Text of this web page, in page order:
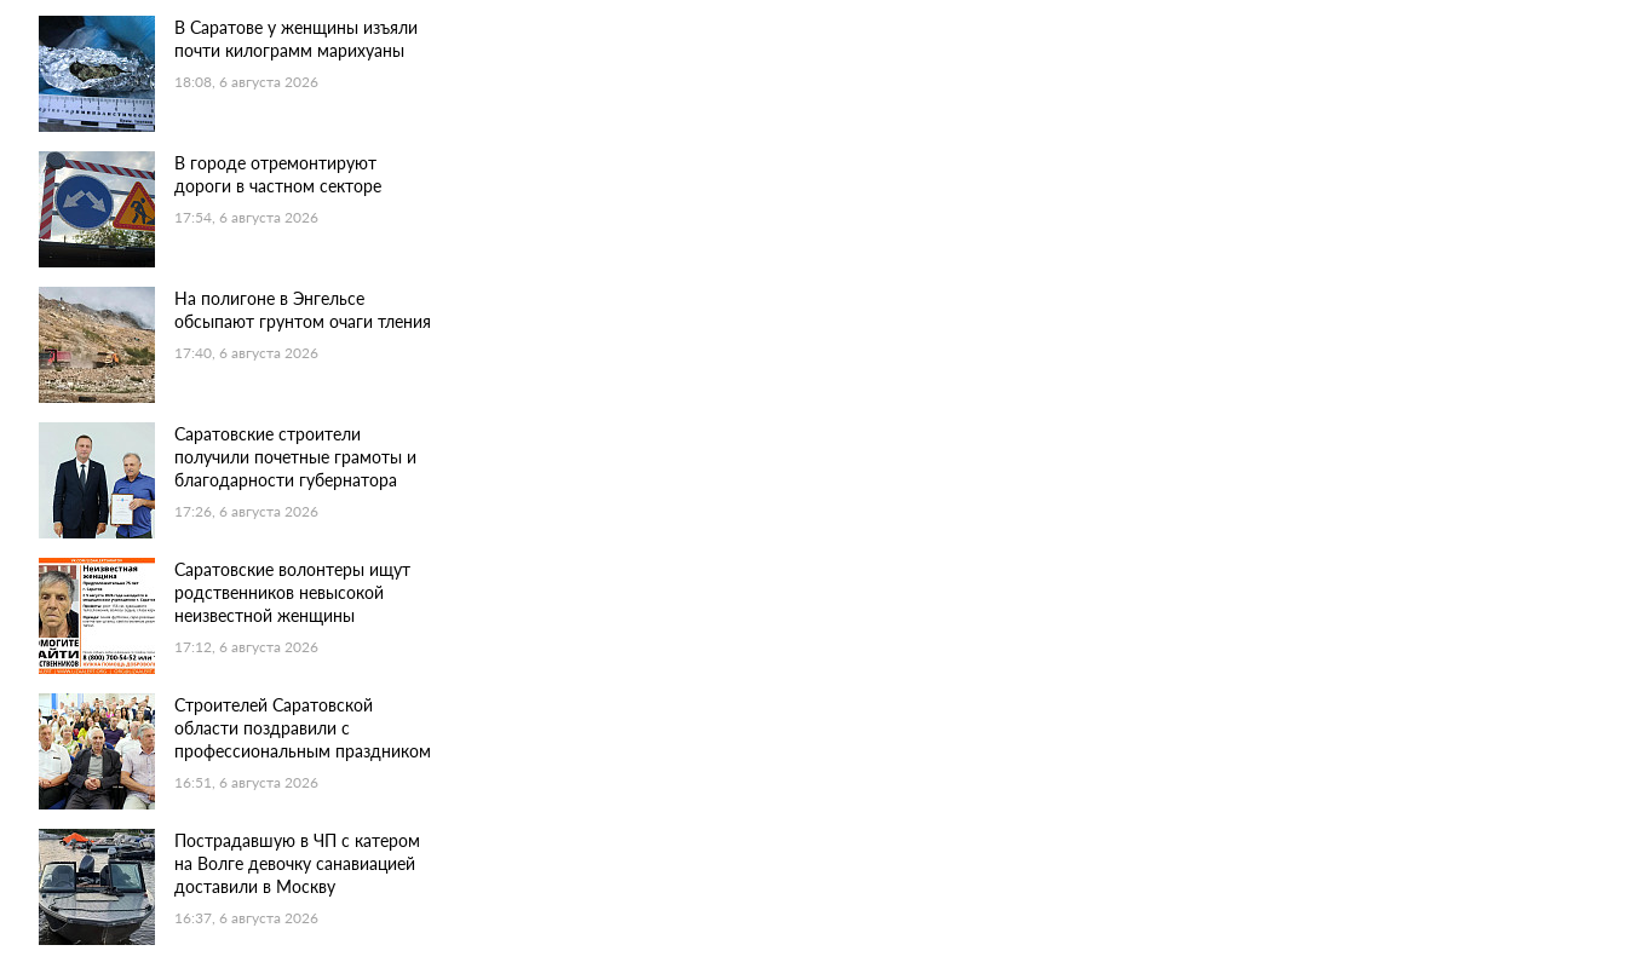
В Саратове у женщины изъяли
почти килограмм марихуаны
18:08, 6 августа 2026
В городе отремонтируют
дороги в частном секторе
17:54, 6 августа 2026
На полигоне в Энгельсе
обсыпают грунтом очаги тления
17:40, 6 августа 2026
Саратовские строители
получили почетные грамоты и
благодарности губернатора
17:26, 6 августа 2026
Саратовские волонтеры ищут
родственников невысокой
неизвестной женщины
17:12, 6 августа 2026
Строителей Саратовской
области поздравили с
профессиональным праздником
16:51, 6 августа 2026
Пострадавшую в ЧП с катером
на Волге девочку санавиацией
доставили в Москву
16:37, 6 августа 2026